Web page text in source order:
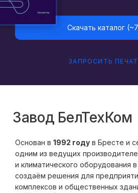
Скачать каталог
ЗАПРОСИТЬ
Завод БелТехКом
Основан в 1992 году в Бресте и
одним из ведущих
и климатического оборудования
создаём решения для
комплексов и общественных